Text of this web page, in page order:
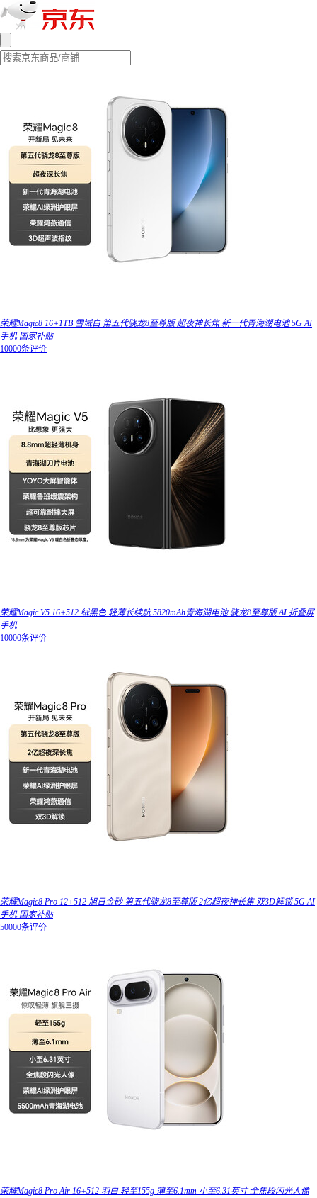
荣耀Magic8 16+1TB 雪域白 第五代骁龙8至尊版 超夜神长焦 新一代青海湖电池 5G AI
手机 国家补贴
10000条评价
荣耀Magic V5 16+512 绒黑色 轻薄长续航 5820mAh青海湖电池 骁龙8至尊版 AI 折叠屏
手机
10000条评价
荣耀Magic8 Pro 12+512 旭日金砂 第五代骁龙8至尊版 2亿超夜神长焦 双3D解锁 5G AI
手机 国家补贴
50000条评价
荣耀Magic8 Pro Air 16+512 羽白 轻至155g 薄至6.1mm 小至6.31英寸 全焦段闪光人像